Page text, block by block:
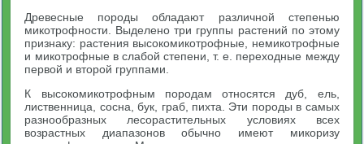
Древесные породы обладают различной степенью
микотрофности. Выделено три группы растений по этому
признаку: растения высокомикотрофные, немикотрофные
и микотрофные в слабой степени, т. е. переходные между
первой и второй группами.
К высокомикотрофным породам относятся дуб, ель,
лиственница, сосна, бук, граб, пихта. Эти породы в самых
разнообразных лесорастительных условиях всех
возрастных диапазонов обычно имеют микоризу